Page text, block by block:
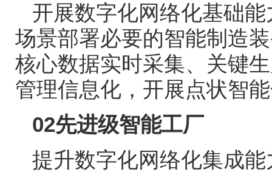
开展数字化网络化基础
场景部署必要的智能制造
核心数据实时采集、关键
管理信息化，开展点状智
02先进级智能工厂
提升数字化网络化集成